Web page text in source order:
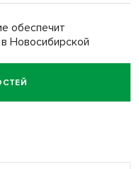
обеспечит
Новосибирской
объявляет